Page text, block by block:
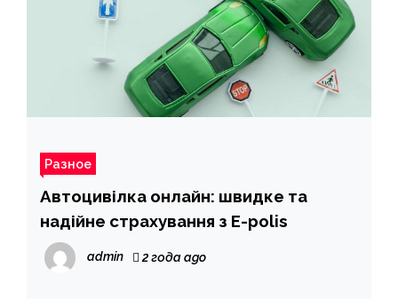
Разное
Автоцивілка онлайн: швидке та
надійне страхування з E-polis
admin 2 года ago